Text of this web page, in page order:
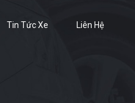
Tin Tức Xe Liên Hệ